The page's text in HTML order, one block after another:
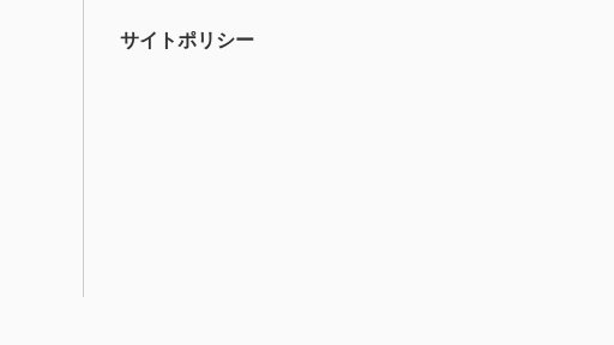
サイトポリシー